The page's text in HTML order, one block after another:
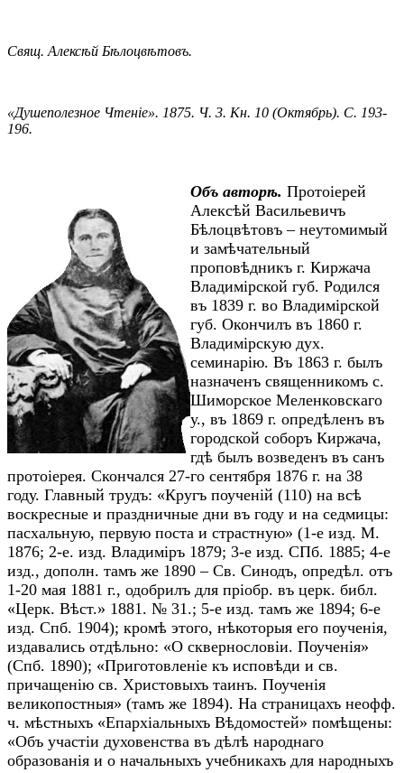
Свящ. Алексѣй Бѣлоцвѣтовъ.
«Душеполезное Чтеніе». 1875. Ч. 3. Кн. 10 (Октябрь). С. 193-
196.
Объ авторѣ. Протоіерей
Алексѣй Васильевичъ
Бѣлоцвѣтовъ – неутомимый
и замѣчательный
проповѣдникъ г. Киржача
Владимірской губ. Родился
въ 1839 г. во Владимірской
губ. Окончилъ въ 1860 г.
Владимірскую дух.
семинарію. Въ 1863 г. былъ
назначенъ священникомъ с.
Шиморское Меленковскаго
у., въ 1869 г. опредѣленъ въ
городской соборъ Киржача,
гдѣ былъ возведенъ въ санъ
протоіерея. Скончался 27-го сентября 1876 г. на 38
году. Главный трудъ: «Кругъ поученій (110) на всѣ
воскресные и праздничные дни въ году и на седмицы:
пасхальную, первую поста и страстную» (1-е изд. М.
1876; 2-е. изд. Владиміръ 1879; 3-е изд. СПб. 1885; 4-е
изд., дополн. тамъ же 1890 – Св. Синодъ, опредѣл. отъ
1-20 мая 1881 г., одобрилъ для пріобр. въ церк. библ.
«Церк. Вѣст.» 1881. № 31.; 5-е изд. тамъ же 1894; 6-е
изд. Спб. 1904); кромѣ этого, нѣкоторыя его поученія,
издавались отдѣльно: «О сквернословіи. Поученія»
(Спб. 1890); «Приготовленіе къ исповѣди и св.
причащенію св. Христовыхъ таинъ. Поученія
великопостныя» (тамъ же 1894). На страницахъ неофф.
ч. мѣстныхъ «Епархіальныхъ Вѣдомостей» помѣщены:
«Объ участіи духовенства въ дѣлѣ народнаго
образованія и о начальныхъ учебникахъ для народныхъ